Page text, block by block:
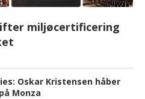
miljøcertificering
Oskar Kristensen håber
Monza